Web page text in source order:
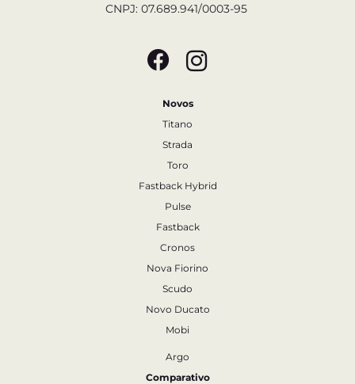
CNPJ: 07.689.941/0003-95
Novos
Titano
Strada
Toro
Fastback Hybrid
Pulse
Fastback
Cronos
Nova Fiorino
Scudo
Novo Ducato
Mobi
Argo
Comparativo